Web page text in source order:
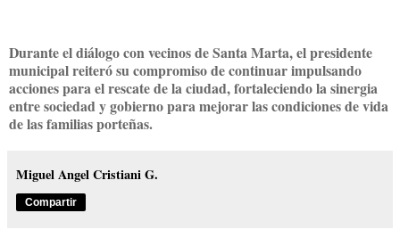
Durante el diálogo con vecinos de Santa Marta, el presidente
municipal reiteró su compromiso de continuar impulsando
acciones para el rescate de la ciudad, fortaleciendo la sinergia
entre sociedad y gobierno para mejorar las condiciones de vida
de las familias porteñas.
Miguel Angel Cristiani G.
Compartir